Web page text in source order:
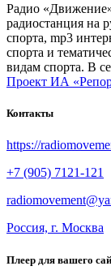
Радио
радиостанция на
спорта, mp3
спорта и
видам спорта. В
Проект ИА
Контакты
https://
+7 (905) 7121-121
Россия, г. Москва
Плеер для вашего